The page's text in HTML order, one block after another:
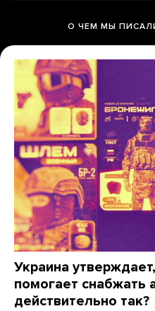
О ЧЕМ МЫ
Украина
помогает
действительно так?